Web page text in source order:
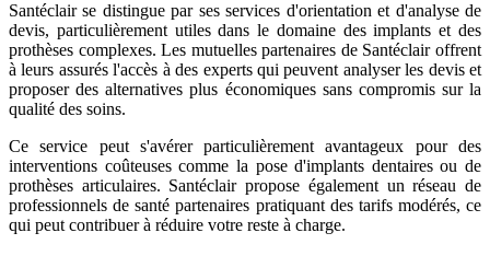
Santéclair se distingue par ses services d'orientation et d'analyse de
devis, particulièrement utiles dans le domaine des implants et des
prothèses complexes. Les mutuelles partenaires de Santéclair offrent
à leurs assurés l'accès à des experts qui peuvent analyser les devis et
proposer des alternatives plus économiques sans compromis sur la
qualité des soins.
Ce service peut s'avérer particulièrement avantageux pour des
interventions coûteuses comme la pose d'implants dentaires ou de
prothèses articulaires. Santéclair propose également un réseau de
professionnels de santé partenaires pratiquant des tarifs modérés, ce
qui peut contribuer à réduire votre reste à charge.